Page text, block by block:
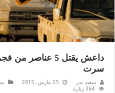
داعش يقتل 5
سرت
سعيد بدر 25 مارس، 2015
364 زيارة